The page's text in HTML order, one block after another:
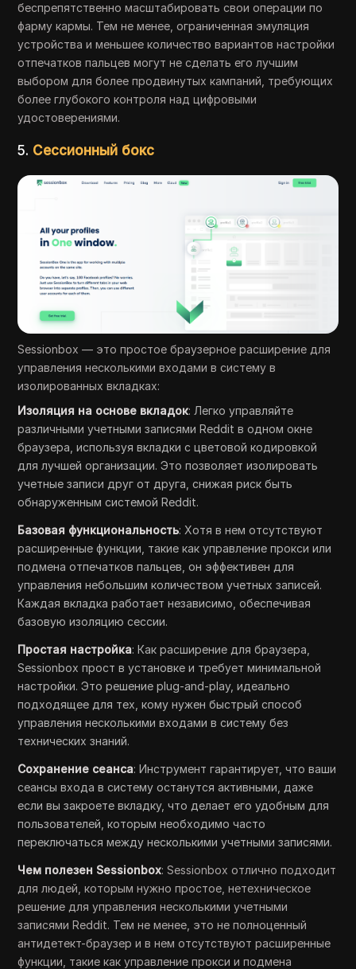
беспрепятственно масштабировать свои операции по
фарму кармы. Тем не менее, ограниченная эмуляция
устройства и меньшее количество вариантов настройки
отпечатков пальцев могут не сделать его лучшим
выбором для более продвинутых кампаний, требующих
более глубокого контроля над цифровыми
удостоверениями.
5. Сессионный бокс
Sessionbox — это простое браузерное расширение для
управления несколькими входами в систему в
изолированных вкладках:
Изоляция на основе вкладок: Легко управляйте
различными учетными записями Reddit в одном окне
браузера, используя вкладки с цветовой кодировкой
для лучшей организации. Это позволяет изолировать
учетные записи друг от друга, снижая риск быть
обнаруженным системой Reddit.
Базовая функциональность: Хотя в нем отсутствуют
расширенные функции, такие как управление прокси или
подмена отпечатков пальцев, он эффективен для
управления небольшим количеством учетных записей.
Каждая вкладка работает независимо, обеспечивая
базовую изоляцию сессии.
Простая настройка: Как расширение для браузера,
Sessionbox прост в установке и требует минимальной
настройки. Это решение plug-and-play, идеально
подходящее для тех, кому нужен быстрый способ
управления несколькими входами в систему без
технических знаний.
Сохранение сеанса: Инструмент гарантирует, что ваши
сеансы входа в систему останутся активными, даже
если вы закроете вкладку, что делает его удобным для
пользователей, которым необходимо часто
переключаться между несколькими учетными записями.
Чем полезен Sessionbox: Sessionbox отлично подходит
для людей, которым нужно простое, нетехническое
решение для управления несколькими учетными
записями Reddit. Тем не менее, это не полноценный
антидетект-браузер и в нем отсутствуют расширенные
функции, такие как управление прокси и подмена